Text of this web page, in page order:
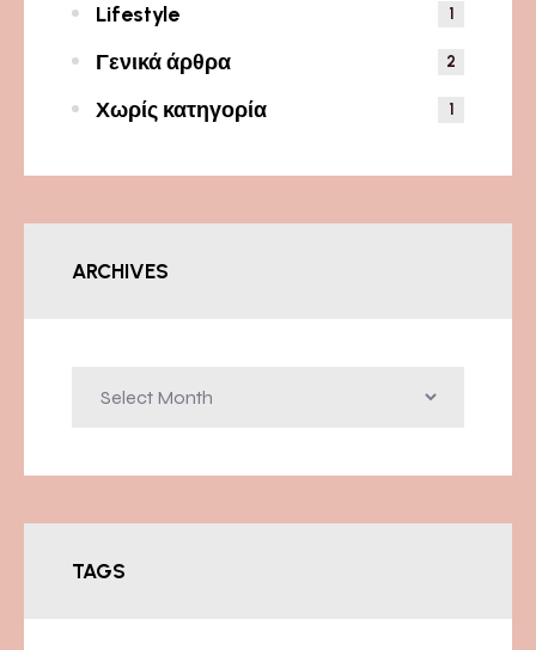
Lifestyle 1
Γενικά άρθρα 2
Χωρίς κατηγορία 1
ARCHIVES
TAGS